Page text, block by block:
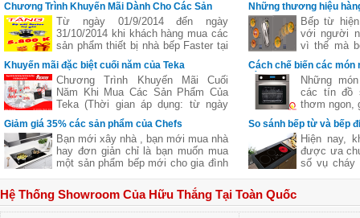
Chương Trình Khuyến Mãi Dành Cho Các Sản
Phẩm FasterTừ ngày 01/9/2014 đến ngày
31/10/2014 khi khách hàng mua các
sản phẩm thiết bị nhà bếp Faster tại
các đại lý của bếp gas Hữu Thắng
sẽ nhận được những phần quà hấp
dẫn, chi tiết xem thêm..
Khuyến mãi đặc biệt cuối năm của Teka
Chương Trình Khuyến Mãi Cuối
Năm Khi Mua Các Sản Phẩm Của
Teka (Thời gian áp dụng: từ ngày
11/11 đến hết ngày 27/12/2016)
Giảm giá 35% các sản phẩm của Chefs
Bạn mới xây nhà , bạn mới mua nhà
hay đơn giản chỉ là bạn muốn mua
một sản phẩm bếp mới cho gia đình
hãng nào tốt cả về giá về chất
lượng .Hãy để chúng tôi gợi ý cho
bạn một thương hiệu của Việt Nam
Những thương hiệu
vùng nấu linh hoạt
Bếp từ
với người
vì thế mà
bếp từ
nhiên
Cách chế biến các
bằng lò nướngNhững
các tín đồ
thơm ngon,
nhưng lại
giữ
của thực
giúp bạn
ngon khác
nhiều công
So sánh bếp từ và bếp
Hiện nay,
được ưa
số vụ cháy
riêng. Bài
Hệ Thống Showroom Của Hữu Thắng Tại Toàn Quốc